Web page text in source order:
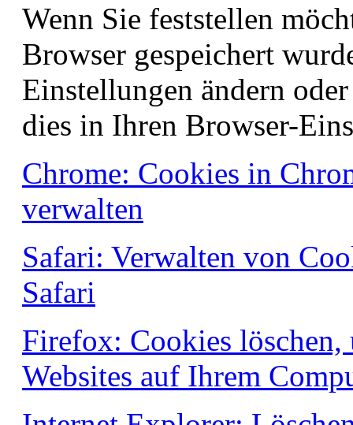
Wenn Sie feststellen
Browser gespeichert
Einstellungen ändern
dies in Ihren Browser-
Chrome: Cookies in
verwalten
Safari: Verwalten von
Safari
Firefox: Cookies löschen,
Websites auf Ihrem